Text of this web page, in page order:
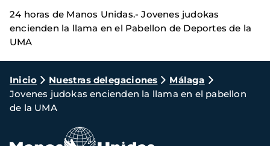
24 horas de Manos Unidas.- Jovenes judokas
encienden la llama en el Pabellon de Deportes de la
UMA
Ruta
de
navegación
Inicio Nuestras delegaciones
Málaga
Jovenes judokas encienden la llama en el pabellon
de la UMA